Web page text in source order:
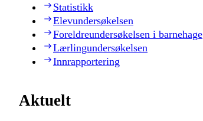
Statistikk
Elevundersøkelsen
Foreldreundersøkelsen i barnehage
Lærlingundersøkelsen
Innrapportering
Aktuelt